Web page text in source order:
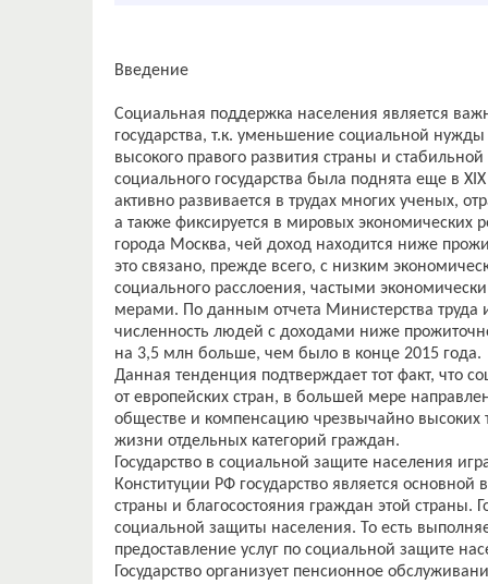
Введение
Социальная поддержка населения является
государства, т.к. уменьшение социальной
высокого правого развития страны и
социального государства была поднята еще в
активно развивается в трудах многих ученых,
а также фиксируется в мировых экономических
города Москва, чей доход находится ниже
это связано, прежде всего, с низким
социального расслоения, частыми
мерами. По данным отчета Министерства труда
численность людей с доходами ниже
на 3,5 млн больше, чем было в конце 2015 года.
Данная тенденция подтверждает тот факт, что
от европейских стран, в большей мере
обществе и компенсацию чрезвычайно
жизни отдельных категорий граждан.
Государство в социальной защите населения
Конституции РФ государство является
страны и благосостояния граждан этой страны.
социальной защиты населения. То есть
предоставление услуг по социальной защите
Государство организует пенсионное